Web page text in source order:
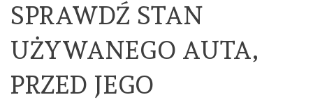
SPRAWDŹ STAN
UŻYWANEGO AUTA,
PRZED JEGO